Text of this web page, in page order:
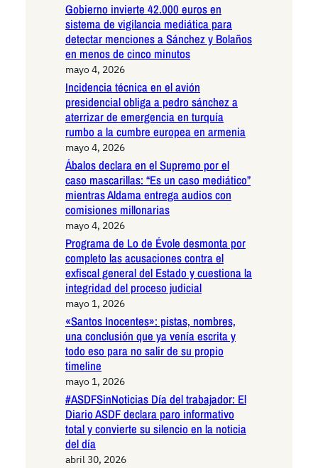
Gobierno invierte 42.000 euros en
sistema de vigilancia mediática para
detectar menciones a Sánchez y Bolaños
en menos de cinco minutos
mayo 4, 2026
Incidencia técnica en el avión
presidencial obliga a pedro sánchez a
aterrizar de emergencia en turquía
rumbo a la cumbre europea en armenia
mayo 4, 2026
Ábalos declara en el Supremo por el
caso mascarillas: “Es un caso mediático”
mientras Aldama entrega audios con
comisiones millonarias
mayo 4, 2026
Programa de Lo de Évole desmonta por
completo las acusaciones contra el
exfiscal general del Estado y cuestiona la
integridad del proceso judicial
mayo 1, 2026
«Santos Inocentes»: pistas, nombres,
una conclusión que ya venía escrita y
todo eso para no salir de su propio
timeline
mayo 1, 2026
#ASDFSinNoticias Día del trabajador: El
Diario ASDF declara paro informativo
total y convierte su silencio en la noticia
del día
abril 30, 2026